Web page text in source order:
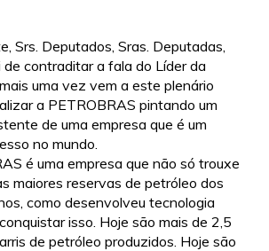
Srs. Deputados, Sras. Deputadas,
de contraditar a fala do Líder da
uma vez vem a este plenário
a PETROBRAS pintando um
de uma empresa que é um
no mundo.
é uma empresa que não só trouxe
maiores reservas de petróleo dos
como desenvolveu tecnologia
isso. Hoje são mais de 2,5
de petróleo produzidos. Hoje são